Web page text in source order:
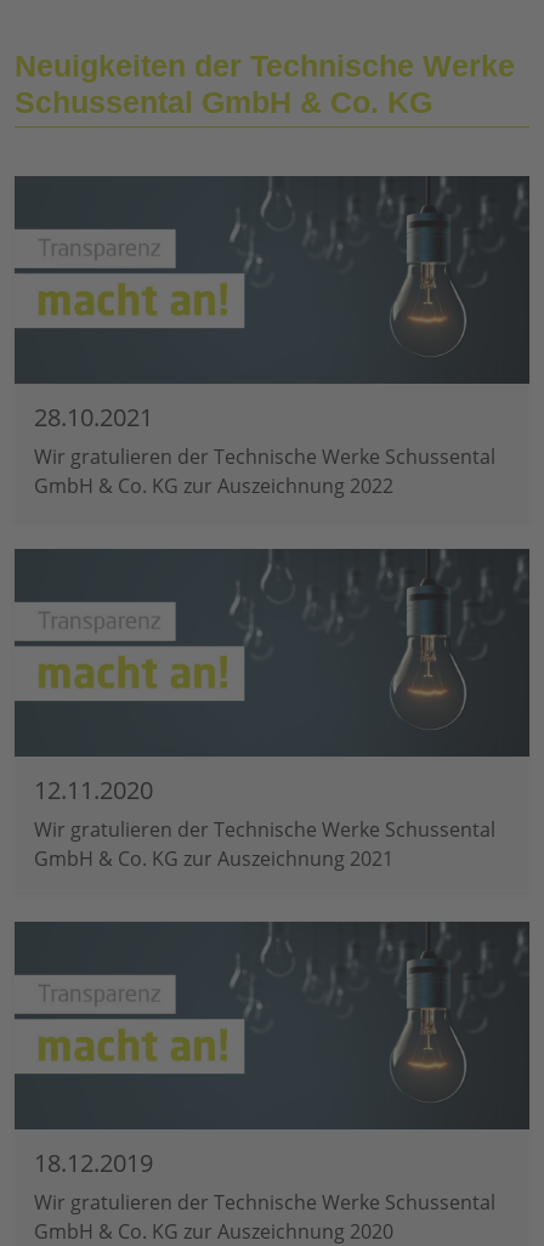
Neuigkeiten der Technische Werke
Schussental GmbH & Co. KG
28.10.2021
Wir gratulieren der Technische Werke Schussental
GmbH & Co. KG zur Auszeichnung 2022
12.11.2020
Wir gratulieren der Technische Werke Schussental
GmbH & Co. KG zur Auszeichnung 2021
18.12.2019
Wir gratulieren der Technische Werke Schussental
GmbH & Co. KG zur Auszeichnung 2020